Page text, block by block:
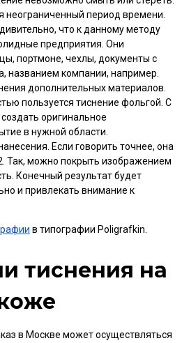
неограниченный период времени.
что к данному методу
предприятия. Они
портмоне, чехлы, документы с
названием компании, например.
дополнительных материалов.
пользуется тиснение фольгой. С
оригинальное
в нужной области.
Если говорить точнее, она
Так, можно покрыть изображением
Конечный результат будет
и привлекать внимание к
в типографии Poligrafkin.
тиснения на
в Москве может осуществляться